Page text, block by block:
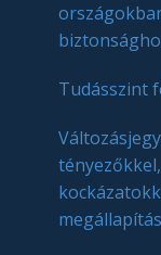
Tudásszint